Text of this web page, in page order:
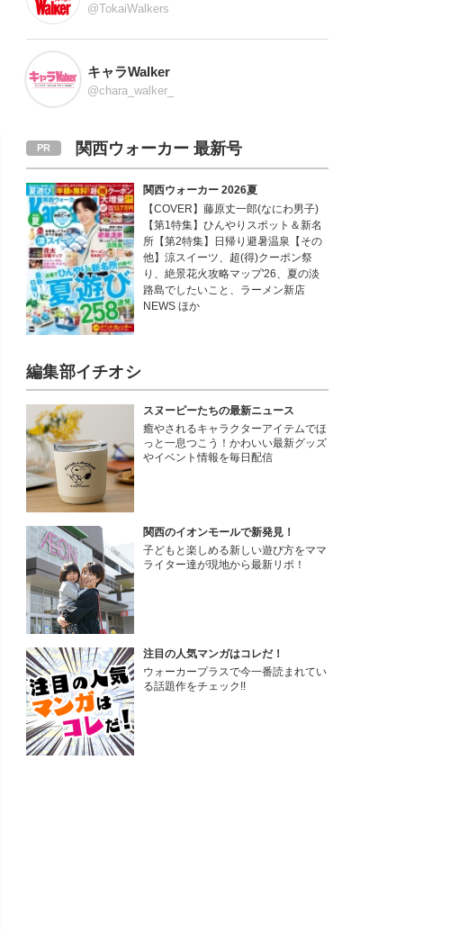
@TokaiWalkers
キャラWalker
@chara_walker_
関西ウォーカー 最新号
関西ウォーカー 2026夏
【COVER】藤原丈一郎(なにわ男子)
【第1特集】ひんやりスポット＆新名
所【第2特集】日帰り避暑温泉【その
他】涼スイーツ、超(得)クーポン祭
り、絶景花火攻略マップ'26、夏の淡
路島でしたいこと、ラーメン新店
NEWS ほか
編集部イチオシ
スヌーピーたちの最新ニュース
癒やされるキャラクターアイテムでほ
っと一息つこう！かわいい最新グッズ
やイベント情報を毎日配信
関西のイオンモールで新発見！
子どもと楽しめる新しい遊び方をママ
ライター達が現地から最新リポ！
注目の人気マンガはコレだ！
ウォーカープラスで今一番読まれてい
る話題作をチェック!!